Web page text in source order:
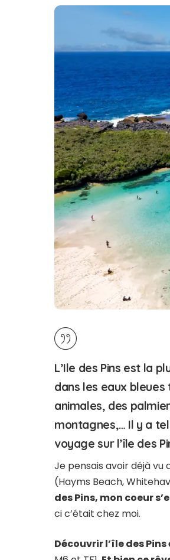
L’Ile des Pins est la
dans les eaux bleues
animales, des
montagnes,… Il y a
voyage sur l’île des
Je pensais avoir déjà vu
(Hayms Beach,
des Pins, mon coeur
ci c’était chez moi.
Découvrir l’île des